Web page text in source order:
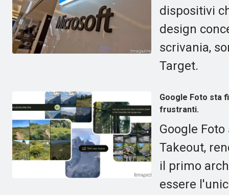
dispositivi
design
scrivania,
Target.
Google Foto sta
frustranti.
Google
Takeout,
il primo
essere